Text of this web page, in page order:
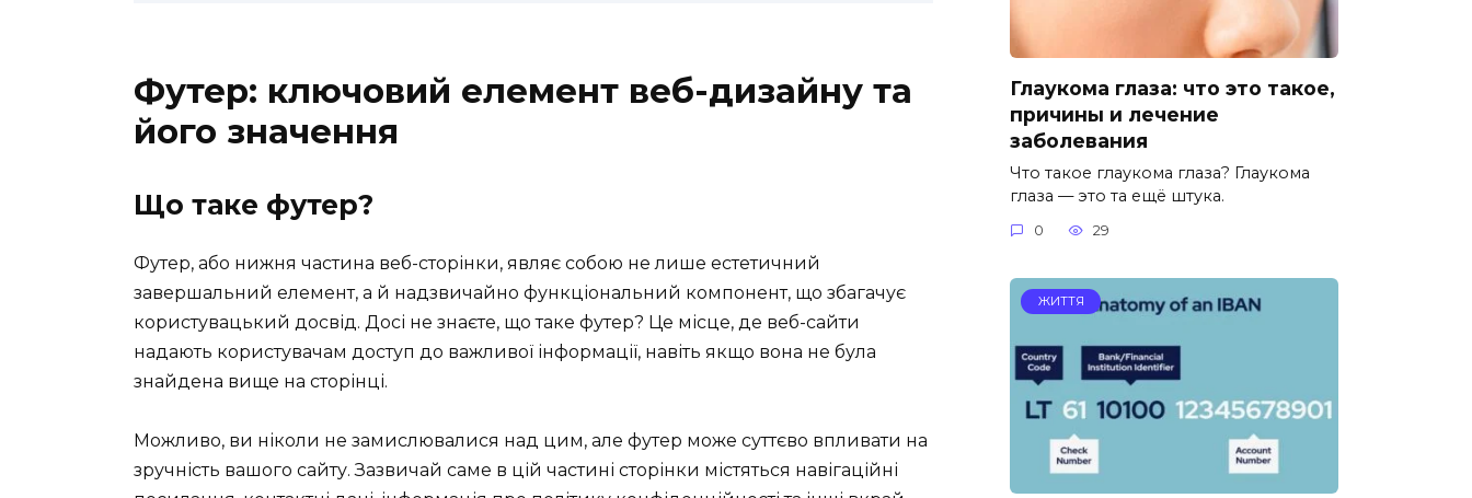
Футер: ключовий елемент веб-дизайну та
його значення
Що таке футер?
Футер, або нижня частина веб-сторінки, являє собою не лише естетичний
завершальний елемент, а й надзвичайно функціональний компонент, що збагачує
користувацький досвід. Досі не знаєте, що таке футер? Це місце, де веб-сайти
надають користувачам доступ до важливої інформації, навіть якщо вона не була
знайдена вище на сторінці.
Можливо, ви ніколи не замислювалися над цим, але футер може суттєво впливати на
зручність вашого сайту. Зазвичай саме в цій частині сторінки містяться навігаційні
Глаукома глаза: что это такое,
причины и лечение
заболевания
Что такое глаукома глаза? Глаукома
глаза — это та ещё штука.
0 29
ЖИТТЯ